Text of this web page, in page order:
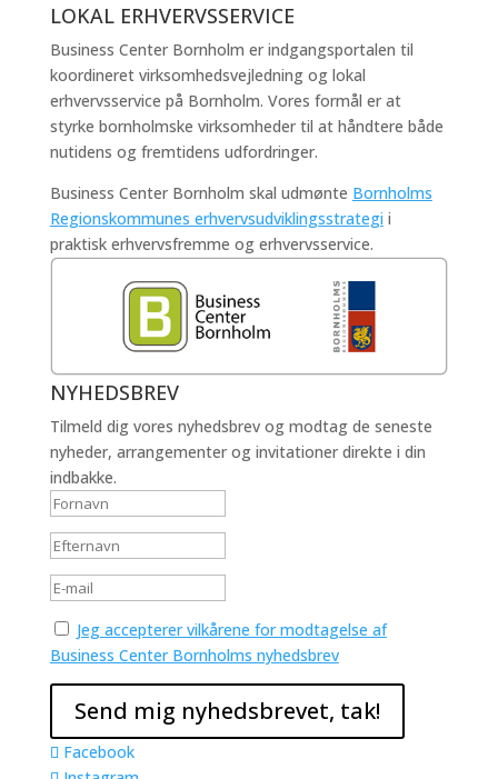
LOKAL ERHVERVSSERVICE
Business Center Bornholm er indgangsportalen til
koordineret virksomhedsvejledning og lokal
erhvervsservice på Bornholm. Vores formål er at
styrke bornholmske virksomheder til at håndtere både
nutidens og fremtidens udfordringer.
Business Center Bornholm skal udmønte Bornholms
Regionskommunes erhvervsudviklingsstrategi i
praktisk erhvervsfremme og erhvervsservice.
NYHEDSBREV
Tilmeld dig vores nyhedsbrev og modtag de seneste
nyheder, arrangementer og invitationer direkte i din
indbakke.
Jeg accepterer vilkårene for modtagelse af
Business Center Bornholms nyhedsbrev
Facebook